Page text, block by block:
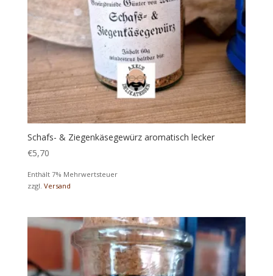
Schafs- & Ziegenkäsegewürz aromatisch lecker
€5,70
Enthält 7% Mehrwertsteuer
zzgl. Versand